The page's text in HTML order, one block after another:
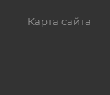
Карта сайта